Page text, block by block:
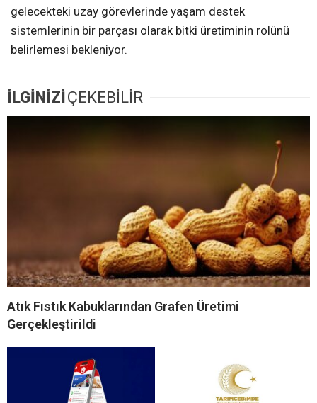
gelecekteki uzay görevlerinde yaşam destek
sistemlerinin bir parçası olarak bitki üretiminin rolünü
belirlemesi bekleniyor.
İLGİNİZİÇEKEBİLİR
Atık Fıstık Kabuklarından Grafen Üretimi
Gerçekleştirildi